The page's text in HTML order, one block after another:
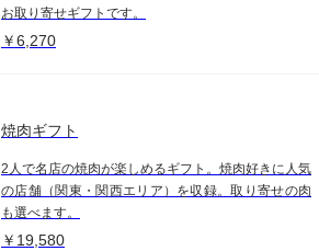
お取り寄せギフトです。
￥6,270
焼肉ギフト
2人で名店の焼肉が楽しめるギフト。焼肉好きに人気
の店舗（関東・関西エリア）を収録。取り寄せの肉
も選べます。
￥19,580